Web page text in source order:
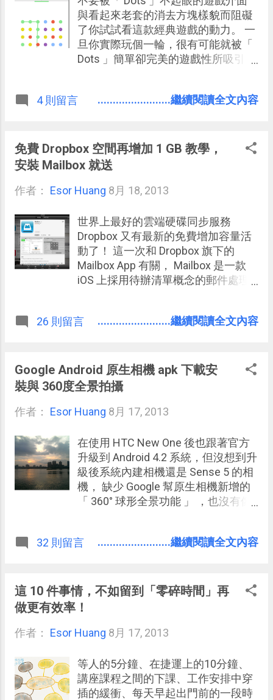
方滑動拉出的功能選單、可以搜尋播
放清單，以及許多介面上的小細節改
進，整體來說讓 YouTube 的欣賞體驗
達到了新的層次。
與看起來老套的消去方塊樣貌而阻礙
了你試試看這款經典遊戲的動力。 一
旦你實際玩個一輪，很有可能就被「
Dots 」簡單卻完美的遊戲性所吸引
Dots 」的遊戲規則容易理解，就是盡
限制來強化挑戰性，最有趣的是玩家
手快也要眼明，因為時間有限，如何
就成為和朋友一起競爭高分排行榜的
來說都能隨時隨地享受一輪遊戲樂
趣，每一次不同的機運則帶給玩家下
一次我可以拿到更高分的期待，而且
「 Dots 」在音效表現上十分突出，
都！都！都！的圓點消除聲音頗有療
4 則留言 ........................繼續閱讀全文內容
免費 Dropbox 空間再增加 1 GB 教學，
安裝 Mailbox 就送
作者： Esor Huang 8月 18, 2013
世界上最好的雲端硬碟同步服務
Dropbox 又有最新的免費增加容量活
動了！ 這一次和 Dropbox 旗下的
Mailbox App 有關， Mailbox 是一款
iOS 上採用待辦清單概念的郵件處理
費加大 1GB 空間。 若是你之前已經
報導，先解除 Dropbox 後再重新連
結，一樣可以獲得額外的 1GB 空間容
Dropbox 雲端資料同步軟體能用來幹
26 則留言 ........................繼續閱讀全文內容
Google Android 原生相機 apk 下載安
裝與 360度全景拍攝
作者： Esor Huang 8月 17, 2013
在使用 HTC New One 後也跟著官方
升級到 Android 4.2 系統，但沒想到升
級後系統內建相機還是 Sense 5 的相
機， 缺少 Google 幫原生相機新增的
「 360° 球形全景功能 」 ，也沒有像
定安裝論壇上找到的 Google 原生相
這篇就來分享心得。 不需 Root 手
機，在 Android 上安裝這款提取出來
新版 Android 4.2 相機介面、 360度球
鍵拍照，以及內建可以與 Google 相
簿同步的功能。
32 則留言 ........................繼續閱讀全文內容
這 10 件事情，不如留到「零碎時間」再
做更有效率！
作者： Esor Huang 8月 17, 2013
等人的5分鐘、在捷運上的10分鐘、
講座課程之間的下課、工作安排中穿
插的緩衝、每天早起出門前的一段時